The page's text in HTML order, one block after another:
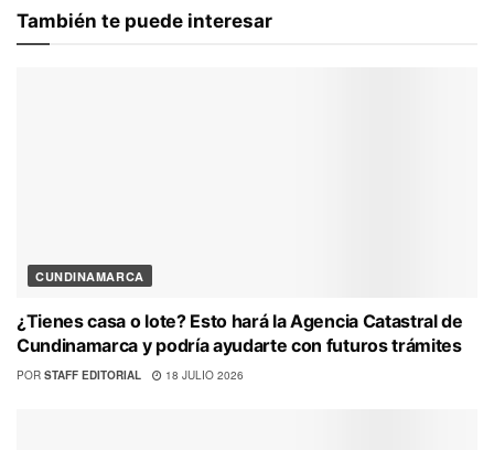
También te puede interesar
CUNDINAMARCA
¿Tienes casa o lote? Esto hará la Agencia Catastral de
Cundinamarca y podría ayudarte con futuros trámites
POR STAFF EDITORIAL 18 JULIO 2026